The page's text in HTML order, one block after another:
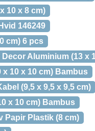
10 x 8 cm)
146249
cm) 6 pcs
Aluminium (13 x
10 x 10 cm) Bambus
(9,5 x 9,5 x 9,5 cm)
x 10 cm) Bambus
Papir Plastik (8 cm)